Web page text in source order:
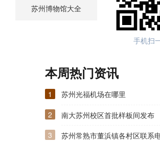
手机扫
苏州博物馆大全
本周热门资讯
1
苏州光福机场在哪里
2
南大苏州校区首批样板间发布
3
苏州常熟市董浜镇各村区联系